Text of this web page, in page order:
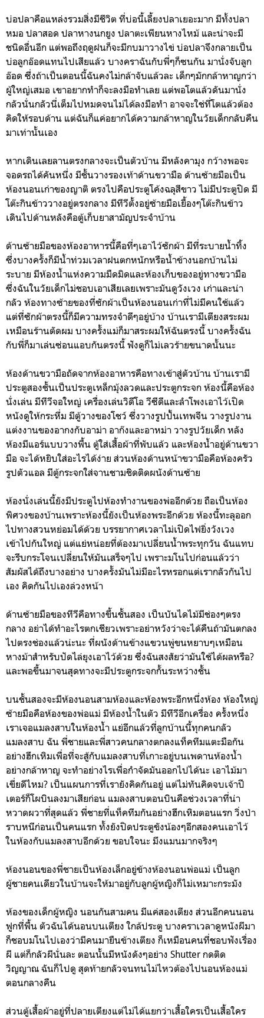
บ่อปลาคือแหล่งรวมสิ่งมีชีวิต ที่บ่อนี้เลี้ยงปลาเยอะมาก มีทั้งปลา
หมอ ปลาสอด ปลาหางนกยูง ปลาตะเพียนหางไหม้ และน่าจะมี
ชนิดอื่นอีก แต่พอถึงฤดูฝนก็จะมีกบมาวางไข่ บ่อปลาจึงกลายเป็น
บ่อลูกอ๊อดแทนไปเสียแล้ว บางคราฉันกับพี่ๆก็ซนกัน มานั่งจับลูก
อ๊อด ซึ่งถ้าเป็นตอนนี้ฉันคงไม่กล้าจับแล้วละ เด็กๆมักกล้าหาญกว่า
ผู้ใหญ่เสมอ เขาอยากทำก็จะลงมือทำเลย แต่พอโตแล้วดันมานั่ง
กลัวนั่นกลัวนี่เต็มไปหมดจนไม่ได้ลงมือทำ อาจจะใช่ที่โตแล้วต้อง
คิดให้รอบด้าน แต่ฉันก็แค่อยากได้ความกล้าหาญในวัยเด็กกลับคืน
มาเท่านั้นเอง
หากเดินเลยลานตรงกลางจะเป็นตัวบ้าน มีหลังคามุง กว้างพอจะ
จอดรถได้คันหนึ่ง มีชั้นวางรองเท้าด้านขวามือ ด้านซ้ายมือเป็น
ห้องนอนเก่าของญาติ ตรงไปคือประตูโค้งฉลุสีขาว ไม่มีประตูปิด มี
โต๊ะกินข้าววางอยู่ตรงกลาง มีทีวีตั้งอยู่ซ้ายมือเยื้องๆโต๊ะกินข้าว
เดินไปด้านหลังคือตู้เก็บยาสามัญประจำบ้าน
ด้านซ้ายมือของห้องอาหารนี้คือที่ๆเอาไว้ซักผ้า มีที่ระบายน้ำทิ้ง
ซึ่งบางครั้งก็มีน้ำท่วมเวลาฝนตกหนักหรือน้ำข้างนอกบ้านไม่
ระบาย มีห้องน้ำแห่งความมืดมิดและห้องเก็บของอยู่ทางขวามือ
ซึ่งฉันในวัยเด็กไม่ชอบเอาเสียเลยเพราะมันดูวังเวง เก่าและน่า
กลัว ห้องทางซ้ายของที่ซักผ้าเป็นห้องนอนเก่าที่ไม่มีคนใช้แล้ว
แต่ที่ซักผ้าตรงนี้ก็มีความทรงจำดีๆอยู่บ้าง บ้านเรามีเตียงสระผม
เหมือนร้านตัดผม บางครั้งแม่ก็มาสระผมให้ฉันตรงนี้ บางครั้งฉัน
กับพี่ก็มาเล่นซ่อนแอบกันตรงนี้ ฟังดูก็ไม่เลวร้ายขนาดนั้นนะ
ห้องด้านขวามือถัดจากห้องอาหารคือทางเข้าสู่ตัวบ้าน บ้านเรามี
ประตูสองชั้นเป็นประตูเหล็กมุ้งลวดและประตูกระจก ห้องนี้คือห้อง
นั่งเล่น มีทีวีจอใหญ่ เครื่องเล่นวิดีโอ วีซีดีและลำโพงเอาไว้เปิด
หนังดูให้กระหึ่ม มีตู้วางของโชว์ ซึ่งวางรูปปั้นเทพจีน วางรูปงาน
แต่งงานของอากงกับอาม่า อาก๊งและอาหม่า วางรูปวัยเด็ก หลัง
ห้องมีแอร์แบบวางพื้น ตู้ใส่เสื้อผ้าที่พับแล้ว และห้องน้ำอยู่ด้านขวา
มือ จะได้หยิบใส่อะไรได้ง่าย ส่วนห้องด้านหน้าขวามือคือห้องครัว
รูปตัวแอล มีตู้กระจกใส่จานชามชิดติดผนังด้านซ้าย
ห้องนั่งเล่นนี้ยังมีประตูไปห้องทำงานของพ่ออีกด้วย ถือเป็นห้อง
พิศวงของบ้านเพราะห้องนี้ยังเป็นห้องพระอีกด้วย ห้องนี้ทะลุออก
ไปทางสวนหย่อมได้ด้วย บรรยากาศเวลาไม่เปิดไฟยิ่งวังเวง
เข้าไปกันใหญ่ แต่แย่หน่อยที่ต้องมาเปลี่ยนน้ำพระทุกวัน ฉันแทบ
จะรีบกระโจนเปลี่ยนให้มันเสร็จๆไป เพราะมโนไปก่อนแล้วว่า
สัมผัสได้ถึงบางอย่าง บางครั้งมันไม่มีอะไรหรอกแต่เรากลัวกันไป
เอง คิดกันไปเองล่วงหน้า
ด้านซ้ายมือของทีวีคือทางขึ้นชั้นสอง เป็นบันไดไม้มีช่องๆตรง
กลาง อย่าได้ทำอะไรตกเชียวเพราะอย่าหวังว่าจะได้คืนถ้ามันตกลง
ไปตรงช่องแล้วน่ะนะ ที่ผนังด้านข้างแขวนพู่ขนหยาบๆเหมือน
หางม้าสำหรับปัดไล่ยุงเอาไว้ด้วย ซึ่งฉันสงสัยว่ามันใช้ได้ผลหรือ?
และพอขึ้นมาจนสุดทางจะมีประตูกระจกกั้นระหว่างชั้น
บนชั้นสองจะมีห้องนอนสามห้องและห้องพระอีกหนึ่งห้อง ห้องใหญ่
ซ้ายมือคือห้องของพ่อแม่ มีห้องน้ำในตัว มีทีวีอีกเครื่อง ครั้งหนึ่ง
เราเจอแมลงสาบในห้องน้ำ แย่อีกแล้วที่ลูกบ้านนี้ทุกคนกลัว
แมลงสาบ ฉัน พี่ชายและพี่สาวคนกลางตกลงแท็คทีมแตะมือกัน
อย่างฮึกเหิมเพื่อที่จะสู้กับแมลงสาบที่เกาะอยู่บนเพดานห้องน้ำ
อย่างกล้าหาญ จะทำอย่างไรเพื่อกำจัดมันออกไปได้นะ เอาไม้มา
เขี่ยดีไหม? เป็นแผนการที่เรายังคิดกันอยู่ แต่ไม่ทันคิดจบเจ้าปี
เตอร์ก็โผบินลงมาเสียก่อน แมลงสาบตอนบินคือช่วงเวลาที่น่า
หวาดผวาที่สุดแล้ว พี่ชายที่แท็คทีมกันอย่างฮึกเหิมตอนแรก วิ่งป่า
ราบหนีก่อนเป็นคนแรก ทั้งยังปิดประตูขังน้องๆอีกสองคนเอาไว้
ในห้องกับแมลงสาบอีกด้วย ขอบใจนะ มึงแมนมากจริงๆ
ห้องนอนของพี่ชายเป็นห้องเล็กอยู่ข้างห้องนอนพ่อแม่ เป็นลูก
ผู้ชายคนเดียวในบ้านจะให้มาอยู่กับลูกผู้หญิงก็ไม่เหมาะกระมัง
ห้องของเด็กผู้หญิง นอนกันสามคน มีแค่สองเตียง ส่วนอีกคนนอน
ฟูกที่พื้น ตัวฉันได้นอนบนเตียง ใกล้ประตู บางคราเวลาดูหนังผีมา
ก็ชอบมโนไปเองว่ามีคนมายืนข้างเตียง ก็เหมือนคนที่ชอบฟังเรื่อง
ผี แต่ก็กลัวผีนั่นละ ตอนนั้นมีหนังดังๆอย่าง Shutter กดติด
วิญญาณ ฉันก็ไปดู สุดท้ายกลัวจนทนไม่ไหวต้องไปนอนห้องแม่
ตอนกลางคืน
ส่วนตู้เสื้อผ้าอยู่ที่ปลายเตียงแต่ไม่ได้แยกว่าเสื้อใครเป็นเสื้อใคร